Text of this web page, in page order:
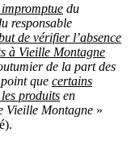
du
responsable
de vérifier l’absence
à Vieille Montagne
de la part des
que certains
produits en
Vieille Montagne »